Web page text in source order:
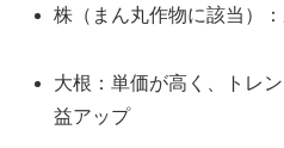
株（まん丸作物に該当）
大根：単価が高く、トレ
益アップ